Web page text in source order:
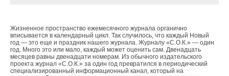
Жизненное пространство ежемесячного журнала органично
вписывается в календарный цикл. Так случилось, что каждый Новый
год — это еще и праздник нашего журнала. Журналу «С.О.К.» — один
год. Много это или мало, каждый может оценить сам. Двенадцать
месяцев равны двенадцати номерам. Из обычного издательского
проекта журнал «С.О.К.» за один год превратился в периодический
специализированный информационный канал, который на
многообразие конструкций и принципов их
устройства. Основные элементы горелки:
смеситель и горелочная насадка со
стабилизирующим устройством. В зависимости от
Уведомления отключены
Комментарии